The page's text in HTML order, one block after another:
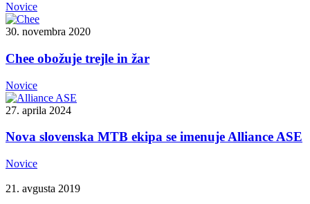
Novice
30. novembra 2020
Chee obožuje trejle in žar
Novice
27. aprila 2024
Nova slovenska MTB ekipa se imenuje Alliance ASE
Novice
21. avgusta 2019